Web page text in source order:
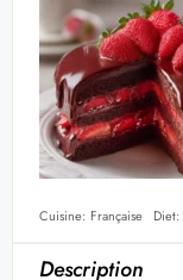
Cuisine: Française Diet:
Description